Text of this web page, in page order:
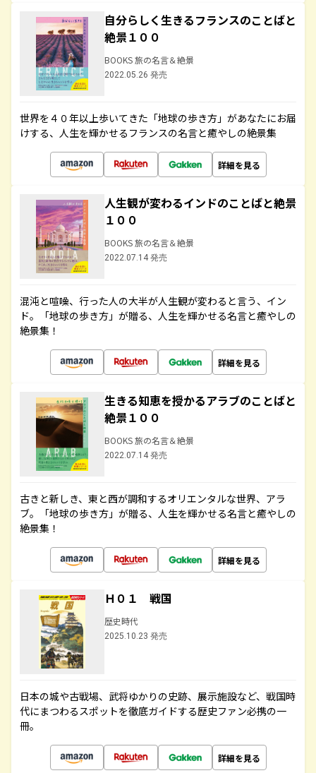
自分らしく生きるフランスのことばと
絶景１００
BOOKS 旅の名言＆絶景
2022.05.26 発売
世界を４０年以上歩いてきた「地球の歩き方」があなたにお届
けする、人生を輝かせるフランスの名言と癒やしの絶景集
詳細を見る
人生観が変わるインドのことばと絶景
１００
BOOKS 旅の名言＆絶景
2022.07.14 発売
混沌と喧噪、行った人の大半が人生観が変わると言う、イン
ド。「地球の歩き方」が贈る、人生を輝かせる名言と癒やしの
絶景集！
詳細を見る
生きる知恵を授かるアラブのことばと
絶景１００
BOOKS 旅の名言＆絶景
2022.07.14 発売
古きと新しき、東と西が調和するオリエンタルな世界、アラ
ブ。「地球の歩き方」が贈る、人生を輝かせる名言と癒やしの
絶景集！
詳細を見る
Ｈ０１ 戦国
歴史時代
2025.10.23 発売
日本の城や古戦場、武将ゆかりの史跡、展示施設など、戦国時
代にまつわるスポットを徹底ガイドする歴史ファン必携の一
冊。
詳細を見る